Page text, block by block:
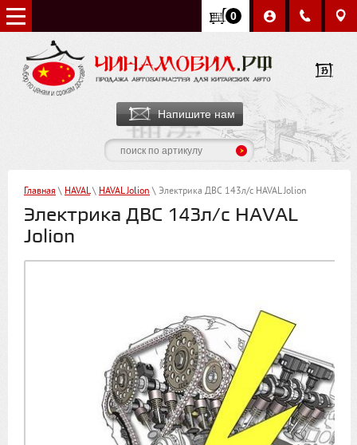
0
Напишите нам
Главная \ HAVAL\ HAVAL Jolion \ Электрика ДВС 143л/с HAVAL Jolion
Электрика ДВС 143л/с HAVAL
Jolion